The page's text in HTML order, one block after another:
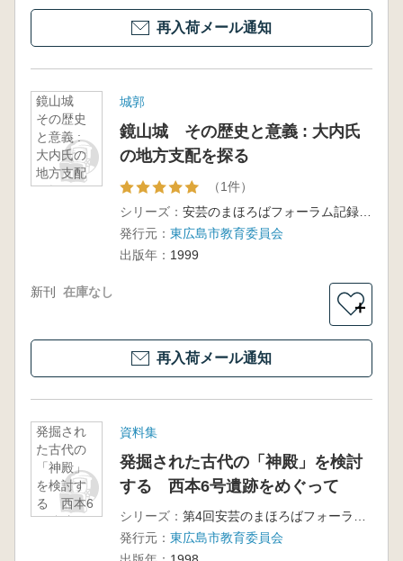
再入荷メール通知
鏡山城
その歴史
と意義 :
大内氏の
地方支配
を探る
城郭
鏡山城 その歴史と意義 : 大内氏
の地方支配を探る
（1件）
シリーズ：
安芸のまほろばフォーラム記録集 第5回
発行元： 東広島市教育委員会
出版年： 1999
新刊 在庫なし
＋
再入荷メール通知
発掘され
た古代の
「神殿」
を検討す
る 西本6
号遺跡を
資料集
発掘された古代の「神殿」を検討
する 西本6号遺跡をめぐって
シリーズ：
発行元： 東広島市教育委員会